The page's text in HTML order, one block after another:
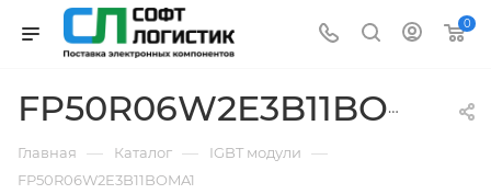
0
FP50R06W2E3B11BOMA1
Главная — Каталог — IGBT модули —
FP50R06W2E3B11BOMA1